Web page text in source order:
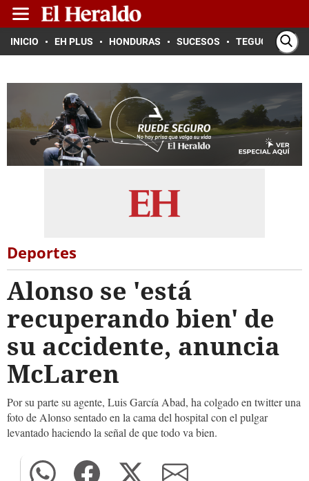
INICIO EH PLUS HONDURAS SUCESOS TEGUCIGALPA
Deportes
Alonso se 'está
recuperando bien' de
su accidente, anuncia
McLaren
Por su parte su agente, Luis García Abad, ha colgado en twitter una
foto de Alonso sentado en la cama del hospital con el pulgar
levantado haciendo la señal de que todo va bien.